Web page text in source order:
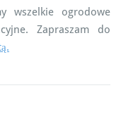
wszelkie ogrodowe
Zapraszam do